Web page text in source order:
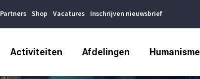
Partners Shop Vacatures Inschrijven nieuwsbrief
Activiteiten Afdelingen Humanisme